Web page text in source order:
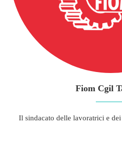
Fiom Cgil
Il sindacato delle lavoratrici e